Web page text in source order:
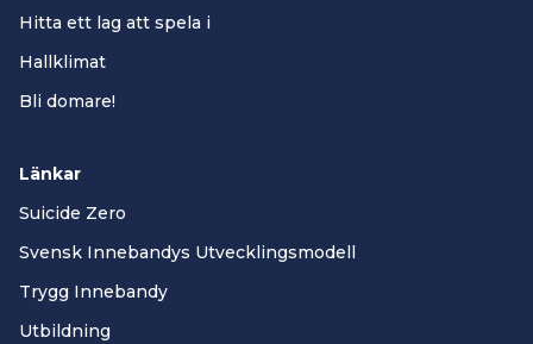
Hitta ett lag att spela i
Hallklimat
Bli domare!
Länkar
Suicide Zero
Svensk Innebandys Utvecklingsmodell
Trygg Innebandy
Utbildning